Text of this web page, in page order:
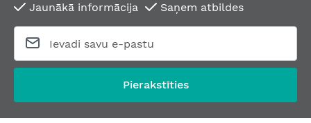
Jaunākā informācija Saņem atbildes
Pierakstīties